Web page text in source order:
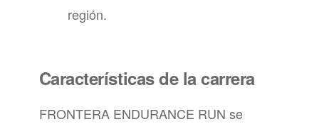
región.
Características de la carrera
FRONTERA ENDURANCE RUN se